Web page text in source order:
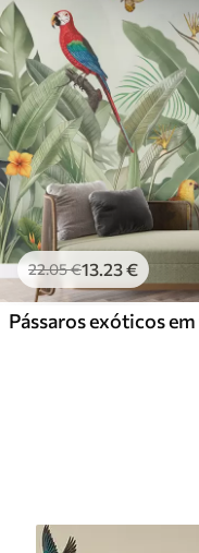
22.05€13.23€